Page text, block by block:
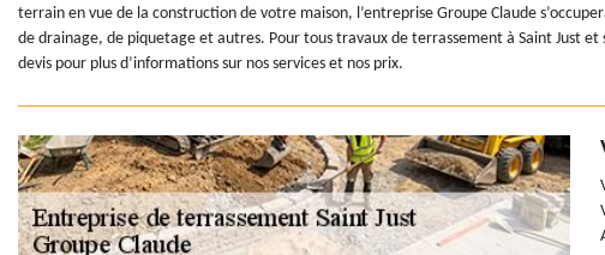
terrain en vue de la construction de votre maison, l’entreprise Groupe Claude
de drainage, de piquetage et autres. Pour tous travaux de terrassement à Saint Just et
devis pour plus d’informations sur nos services et nos prix.